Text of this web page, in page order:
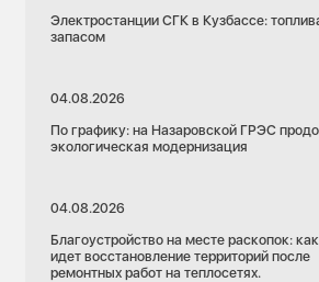
Электростанции СГК в Кузбассе:
запасом
04.08.2026
По графику: на Назаровской ГРЭС
экологическая модернизация
04.08.2026
Благоустройство на месте раскопок:
идет восстановление территорий после
ремонтных работ на теплосетях.